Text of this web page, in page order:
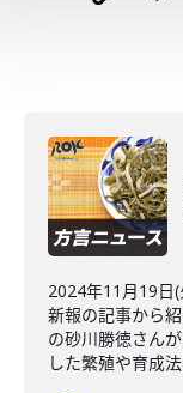
2024年11月19日
新報の記事から
の砂川勝徳さん
した繁殖や育成